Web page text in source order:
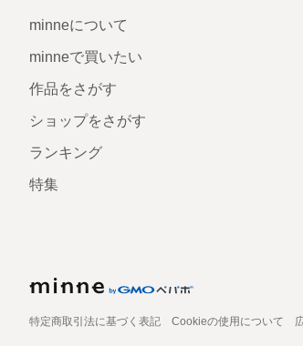
minneについて
minneで買いたい
作品をさがす
ショップをさがす
ランキング
特集
特定商取引法に基づく表記 Cookieの使用について